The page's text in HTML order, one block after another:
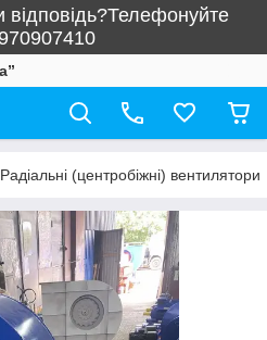
Радіальні (центробіжні) вентилятори